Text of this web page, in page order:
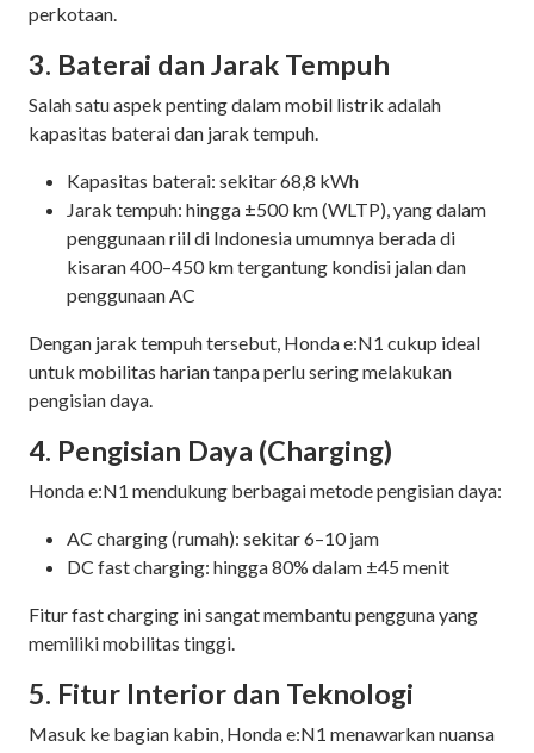
perkotaan.
3. Baterai dan Jarak Tempuh
Salah satu aspek penting dalam mobil listrik adalah
kapasitas baterai dan jarak tempuh.
Kapasitas baterai: sekitar 68,8 kWh
Jarak tempuh: hingga ±500 km (WLTP), yang dalam
penggunaan riil di Indonesia umumnya berada di
kisaran 400–450 km tergantung kondisi jalan dan
penggunaan AC
Dengan jarak tempuh tersebut, Honda e:N1 cukup ideal
untuk mobilitas harian tanpa perlu sering melakukan
pengisian daya.
4. Pengisian Daya (Charging)
Honda e:N1 mendukung berbagai metode pengisian daya:
AC charging (rumah): sekitar 6–10 jam
DC fast charging: hingga 80% dalam ±45 menit
Fitur fast charging ini sangat membantu pengguna yang
memiliki mobilitas tinggi.
5. Fitur Interior dan Teknologi
Masuk ke bagian kabin, Honda e:N1 menawarkan nuansa